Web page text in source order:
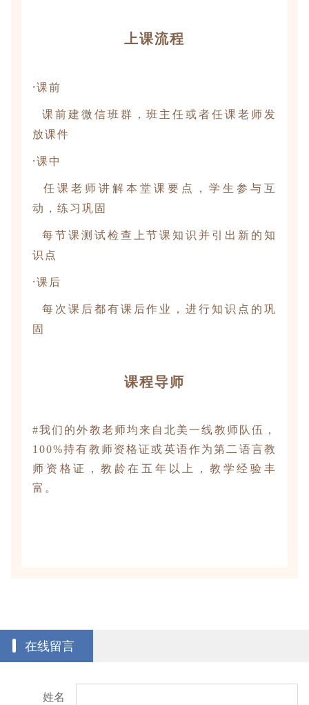
上课流程
·课前
课前建微信班群，班主任或者任课老师发
放课件
·课中
任课老师讲解本堂课要点，学生参与互
动，练习巩固
每节课测试检查上节课知识并引出新的知
识点
·课后
每次课后都有课后作业，进行知识点的巩
固
课程导师
#我们的外教老师均来自北美一线教师队伍，
100%持有教师资格证或英语作为第二语言教
师资格证，教龄在五年以上，教学经验丰
富。
在线留言
姓名